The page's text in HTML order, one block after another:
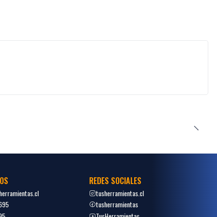
REDES SOCIALES
tusherramientas.cl
tusherramientas